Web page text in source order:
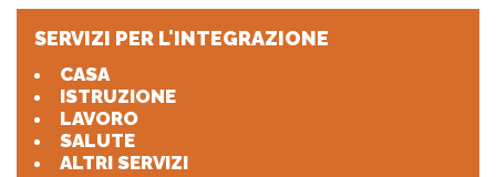
SERVIZI PER L'INTEGRAZIONE
CASA
ISTRUZIONE
LAVORO
SALUTE
ALTRI SERVIZI